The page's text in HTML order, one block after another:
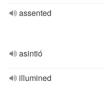
assented
asintió
illumined